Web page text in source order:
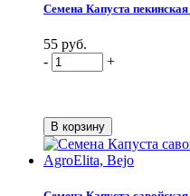
Семена Капуста
55 руб.
-
+